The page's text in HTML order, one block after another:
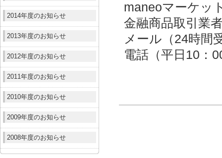
2014年度のお知らせ
2013年度のお知らせ
2012年度のお知らせ
2011年度のお知らせ
2010年度のお知らせ
2009年度のお知らせ
2008年度のお知らせ
maneoマーケッ
金融商品取引業
メール（24時間
電話（平日10：